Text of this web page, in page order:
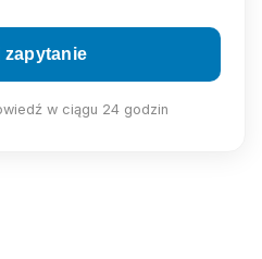
zapytanie
w ciągu 24 godzin